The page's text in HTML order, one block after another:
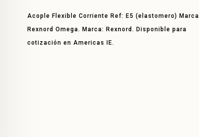
Acople Flexible Corriente Ref: E5 (elastomero) Marca
Rexnord Omega. Marca: Rexnord. Disponible para
cotización en Americas IE.